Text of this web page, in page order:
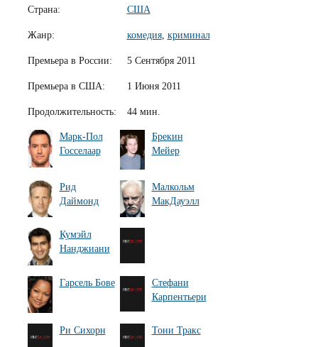
Страна: США
Жанр: комедия, криминал
Премьера в России: 5 Сентября 2011
Премьера в США: 1 Июня 2011
Продолжительность: 44 мин.
Марк-Пол
Госселаар
Брекин
Мейер
Рид
Даймонд
Малкольм
МакДауэлл
Кумэйл
Нанджиани
Гарсель Бове
Стефани
Карпентьери
Ри Сихорн Тони Тракс